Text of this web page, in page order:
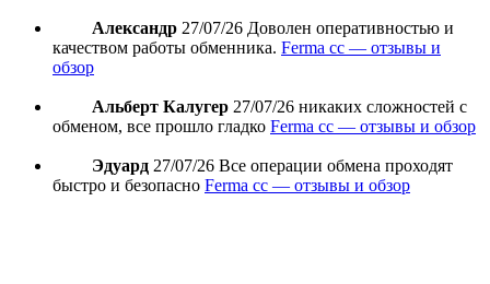
Александр 27/07/26 Доволен оперативностью и
качеством работы обменника. Ferma cc — отзывы и
обзор
Альберт Калугер 27/07/26 никаких сложностей с
обменом, все прошло гладко Ferma cc — отзывы и обзор
Эдуард 27/07/26 Все операции обмена проходят
быстро и безопасно Ferma cc — отзывы и обзор